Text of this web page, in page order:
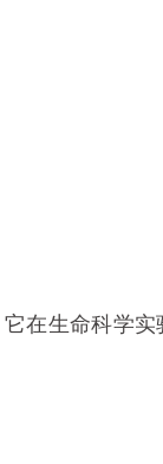
在生命科学